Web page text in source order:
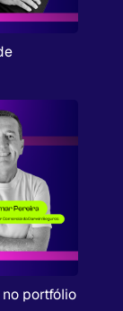
portfólio